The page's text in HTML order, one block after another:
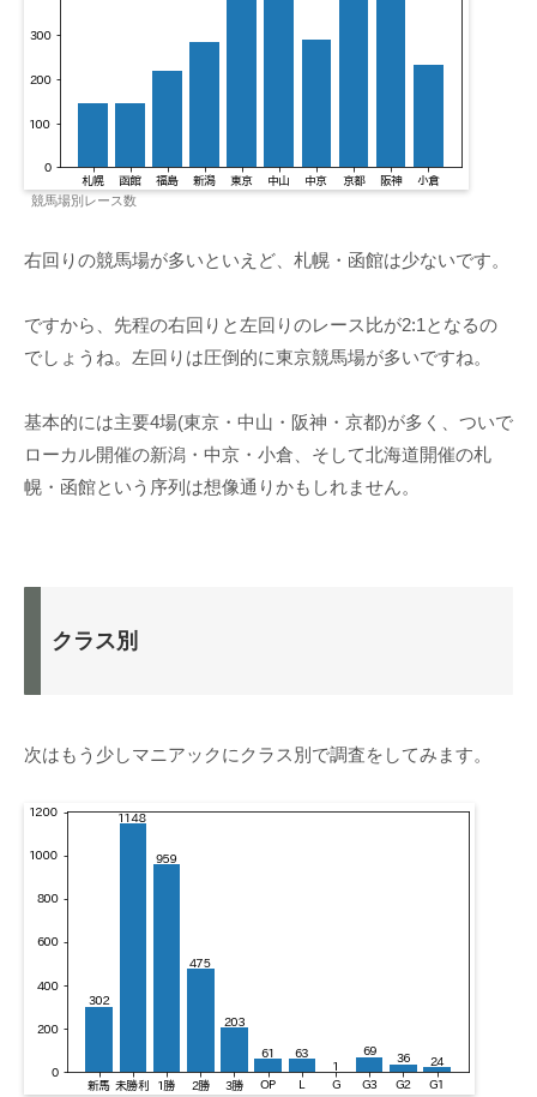
競馬場別レース数
右回りの競馬場が多いといえど、札幌・函館は少ないです。
ですから、先程の右回りと左回りのレース比が2:1となるの
でしょうね。左回りは圧倒的に東京競馬場が多いですね。
基本的には主要4場(東京・中山・阪神・京都)が多く、ついで
ローカル開催の新潟・中京・小倉、そして北海道開催の札
幌・函館という序列は想像通りかもしれません。
クラス別
次はもう少しマニアックにクラス別で調査をしてみます。